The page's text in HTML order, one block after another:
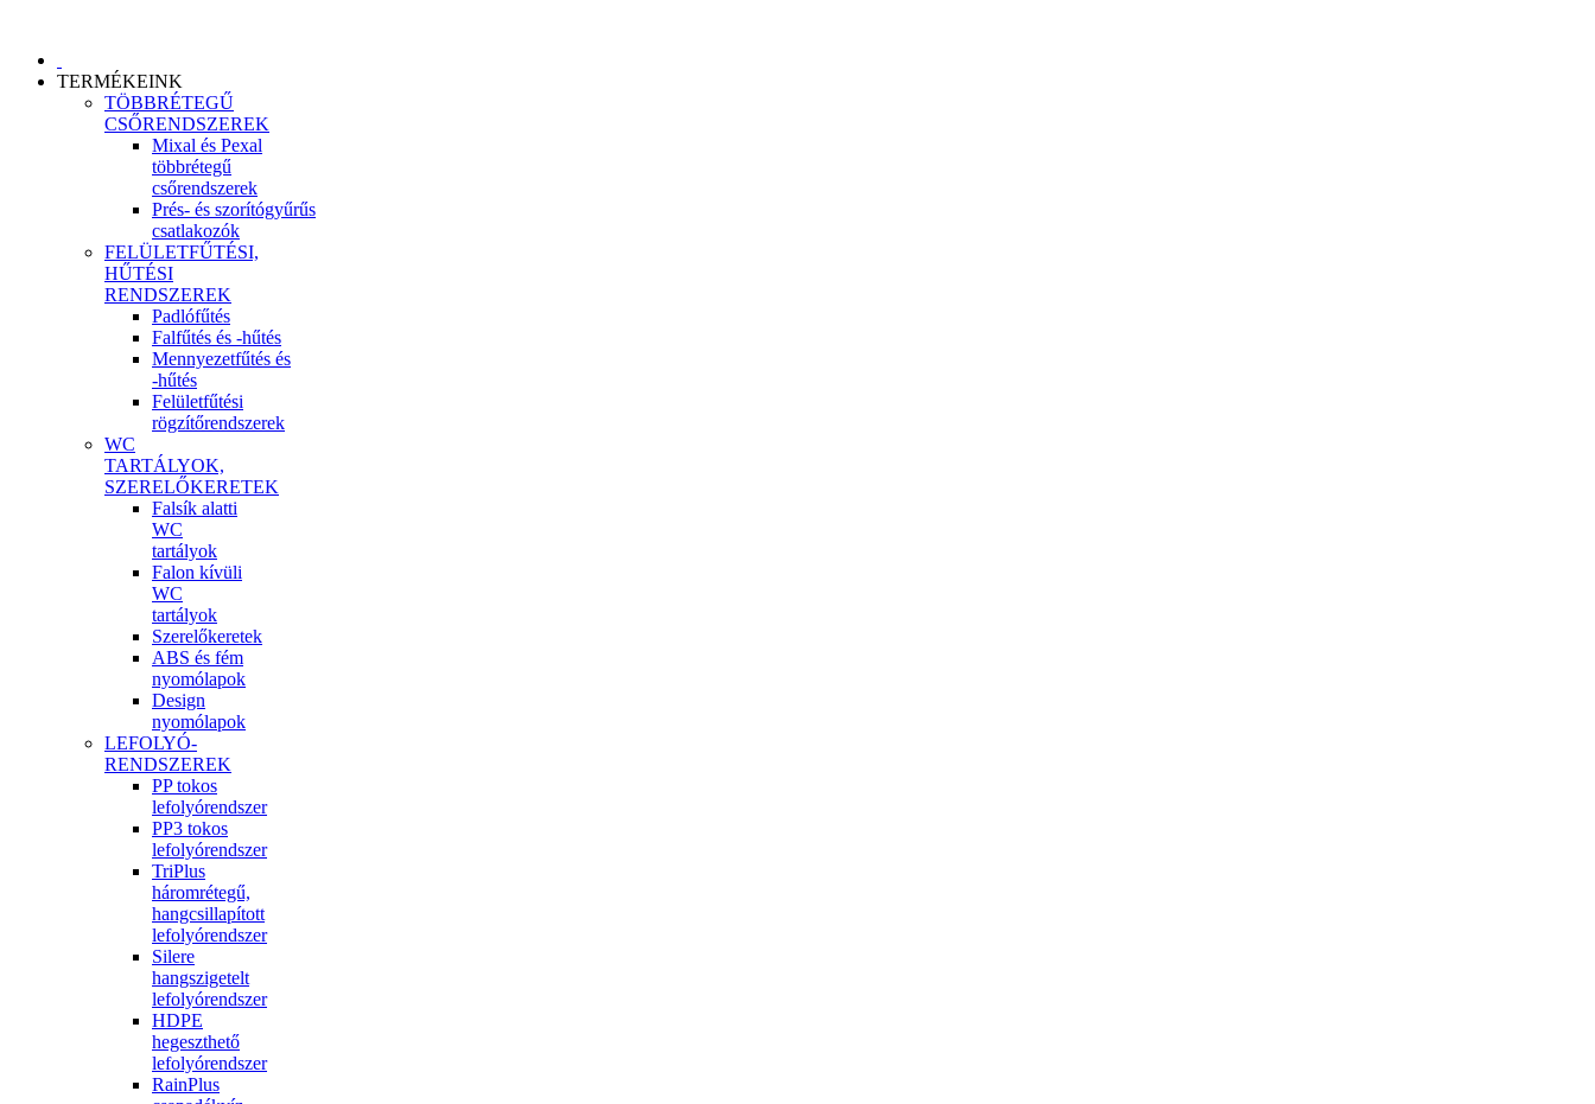
TERMÉKEINK
TÖBBRÉTEGŰ
CSŐRENDSZEREK
Mixal és Pexal
többrétegű
csőrendszerek
Prés- és szorítógyűrűs
csatlakozók
FELÜLETFŰTÉSI,
HŰTÉSI
RENDSZEREK
Padlófűtés
Falfűtés és -hűtés
Mennyezetfűtés és
-hűtés
Felületfűtési
rögzítőrendszerek
WC
TARTÁLYOK,
SZERELŐKERETEK
Falsík alatti
WC
tartályok
Falon kívüli
WC
tartályok
Szerelőkeretek
ABS és fém
nyomólapok
Design
nyomólapok
LEFOLYÓ-
RENDSZEREK
PP tokos
lefolyórendszer
PP3 tokos
lefolyórendszer
TriPlus
háromrétegű,
hangcsillapított
lefolyórendszer
Silere
hangszigetelt
lefolyórendszer
HDPE
hegeszthető
lefolyórendszer
RainPlus